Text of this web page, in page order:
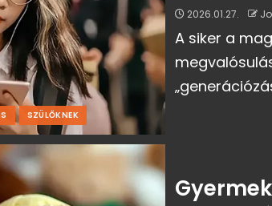
SZÜLŐKNEK
2026.01.27.
A siker a